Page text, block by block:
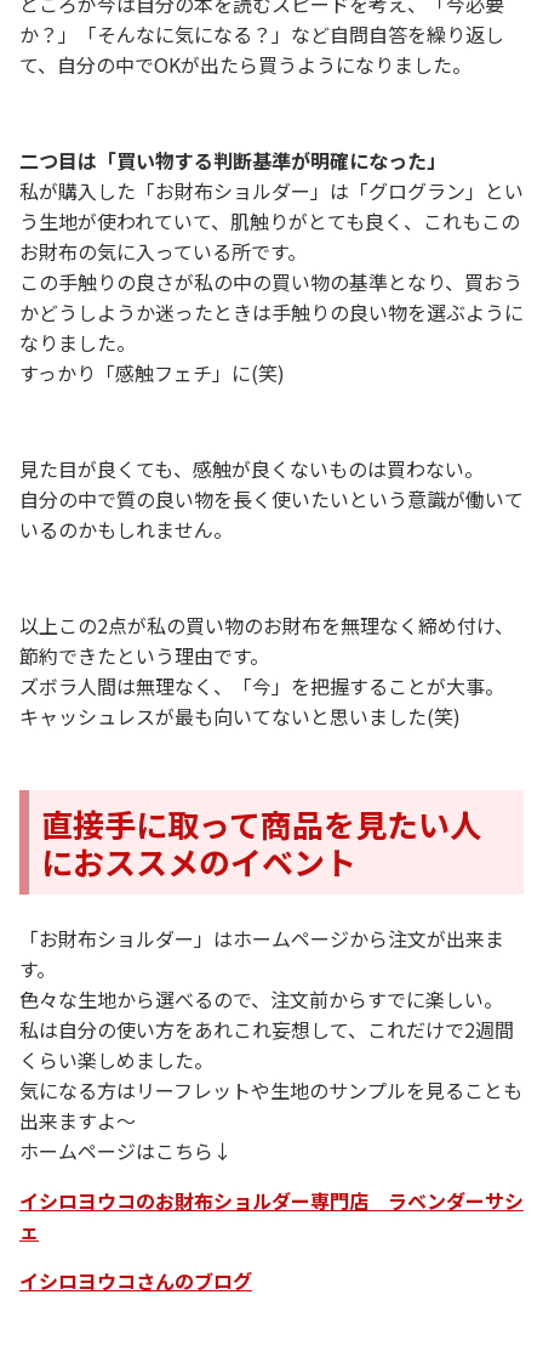
か？」「そんなに気になる？」など自問自答を繰り返し
て、自分の中でOKが出たら買うようになりました。
二つ目は「買い物する判断基準が明確になった」
私が購入した「お財布ショルダー」は「グログラン」とい
う生地が使われていて、肌触りがとても良く、これもこの
お財布の気に入っている所です。
この手触りの良さが私の中の買い物の基準となり、買おう
かどうしようか迷ったときは手触りの良い物を選ぶように
なりました。
すっかり「感触フェチ」に(笑)
見た目が良くても、感触が良くないものは買わない。
自分の中で質の良い物を長く使いたいという意識が働いて
いるのかもしれません。
以上この2点が私の買い物のお財布を無理なく締め付け、
節約できたという理由です。
ズボラ人間は無理なく、「今」を把握することが大事。
キャッシュレスが最も向いてないと思いました(笑)
直接手に取って商品を見たい人
におススメのイベント
「お財布ショルダー」はホームページから注文が出来ま
す。
色々な生地から選べるので、注文前からすでに楽しい。
私は自分の使い方をあれこれ妄想して、これだけで2週間
くらい楽しめました。
気になる方はリーフレットや生地のサンプルを見ることも
出来ますよ～
ホームページはこちら↓
イシロヨウコのお財布ショルダー専門店 ラベンダーサシ
ェ
イシロヨウコさんのブログ